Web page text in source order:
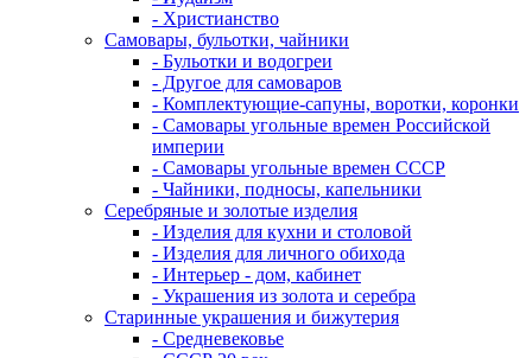
- Христианство
Самовары, бульотки, чайники
- Бульотки и водогреи
- Другое для самоваров
- Комплектующие-сапуны, воротки, коронки
- Самовары угольные времен Российской
империи
- Самовары угольные времен СССР
- Чайники, подносы, капельники
Серебряные и золотые изделия
- Изделия для кухни и столовой
- Изделия для личного обихода
- Интерьер - дом, кабинет
- Украшения из золота и серебра
Старинные украшения и бижутерия
- Средневековье